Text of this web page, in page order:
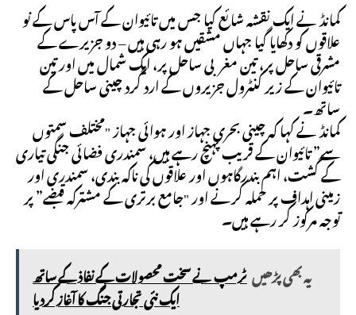
کمانڈ نے ایک نقشہ شائع کیا جس میں تائیوان کے آس پاس کے نو
علاقوں کو دکھایا گیا جہاں مشقیں ہو رہی ہیں – دو جزیرے کے
مشرقی ساحل پر، تین مغربی ساحل پر، ایک شمال میں اور تین
تائیوان کے زیر کنٹرول جزیروں کے ارد گرد چینی ساحل کے
ساتھ۔
کمانڈ نے کہا کہ چینی بحری جہاز اور ہوائی جہاز "مختلف سمتوں
سے” تائیوان کے قریب پہنچ رہے ہیں، سمندری فضائی جنگی تیاری
کے گشت، اہم بندرگاہوں اور علاقوں کی ناکہ بندی، سمندری اور
زمینی اہداف پر حملہ کرنے اور "جامع برتری کے مشترکہ قبضے” پر
توجہ مرکوز کر رہے ہیں۔
یہ بھی پڑھیںٹرمپ نے سخت محصولات کے نفاذ کے ساتھ
ایک نئی تجارتی جنگ کا آغاز کردیا